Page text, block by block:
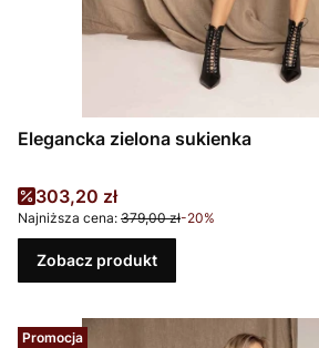
Elegancka zielona sukienka
Cena promocyjna
303,20 zł
Najniższa cena: 379,00 zł-20%
Zobacz produkt
Promocja